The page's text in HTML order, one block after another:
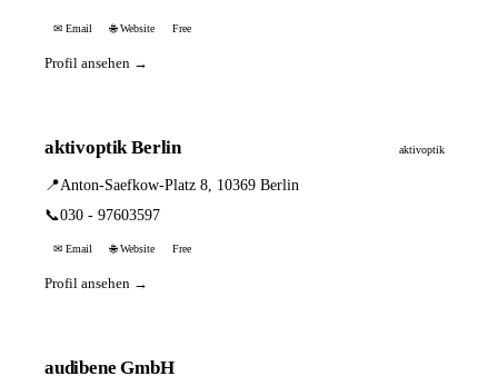
✉ Email 🌐 Website Free
Profil ansehen →
aktivoptik Berlin aktivoptik
📍Anton-Saefkow-Platz 8, 10369 Berlin
📞030 - 97603597
✉ Email 🌐 Website Free
Profil ansehen →
audibene GmbH